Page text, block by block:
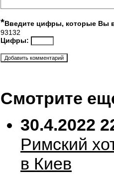
*Введите цифры, которые Вы
93132
Цифры:
Смотрите
30.4.2022
Римский
в Киев